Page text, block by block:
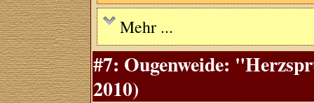
Mehr ...
#7: Ougenweide:
2010)